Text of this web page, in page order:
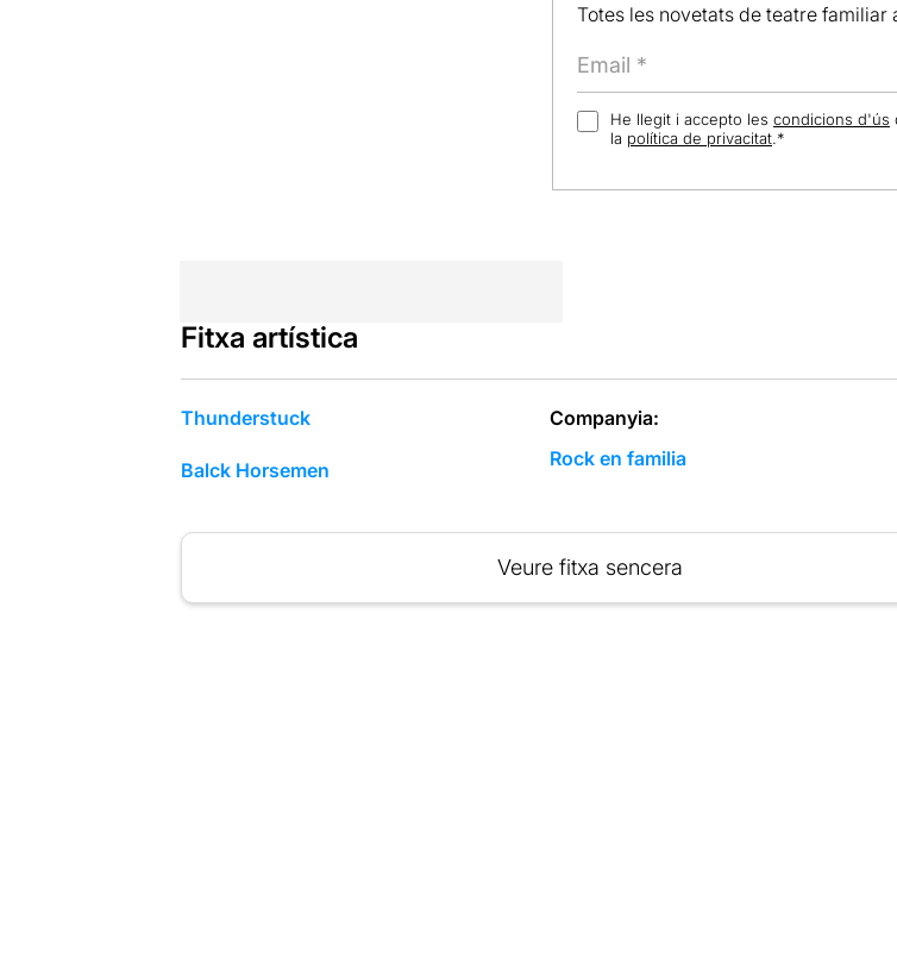
Totes les novetats de teatre familiar
He llegit i accepto les condicions d'ús
la política de privacitat.*
Fitxa artística
Thunderstuck
Balck Horsemen
Companyia:
Rock en familia
Veure fitxa sencera